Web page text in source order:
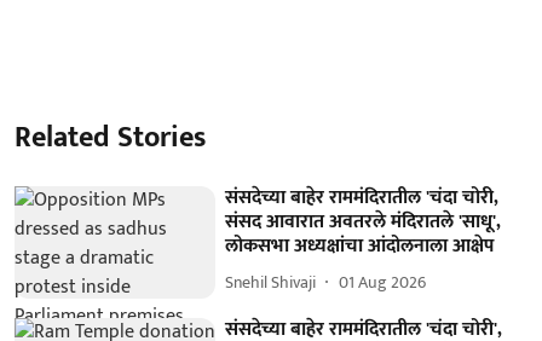
Related Stories
संसदेच्या बाहेर राममंदिरातील 'चंदा चोरी,
संसद आवारात अवतरले मंदिरातले 'साधू',
लोकसभा अध्यक्षांचा आंदोलनाला आक्षेप
Snehil Shivaji 01 Aug 2026
संसदेच्या बाहेर राममंदिरातील 'चंदा चोरी',